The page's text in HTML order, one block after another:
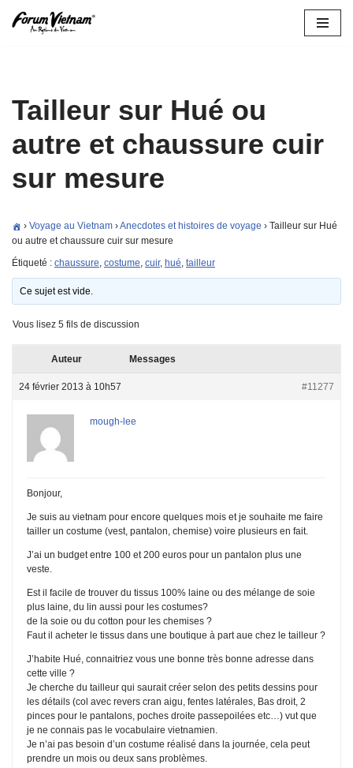
Tailleur sur Hué ou
autre et chaussure cuir
sur mesure
› Voyage au Vietnam ›Anecdotes et histoires de voyage › Tailleur sur Hué
ou autre et chaussure cuir sur mesure
Étiqueté : chaussure costume cuir, hué tailleur
Ce sujet est vide.
Vous lisez 5 fils de discussion
Auteur Messages
24 février 2013 à 10h57 #11277
mough-lee
Bonjour,
Je suis au vietnam pour encore quelques mois et je souhaite me faire
tailler un costume (vest, pantalon, chemise) voire plusieurs en fait.
J’ai un budget entre 100 et 200 euros pour un pantalon plus une
veste.
Est il facile de trouver du tissus 100% laine ou des mélange de soie
plus laine, du lin aussi pour les costumes?
de la soie ou du cotton pour les chemises ?
Faut il acheter le tissus dans une boutique à part aue chez le tailleur ?
J’habite Hué, connaitriez vous une bonne très bonne adresse dans
cette ville ?
Je cherche du tailleur qui saurait créer selon des petits dessins pour
les détails (col avec revers cran aigu, fentes latérales, Bas droit, 2
pinces pour le pantalons, poches droite passepoilées etc…) vut que
je ne connais pas le vocabulaire vietnamien.
Je n’ai pas besoin d’un costume réalisé dans la journée, cela peut
prendre un mois ou deux sans problèmes.